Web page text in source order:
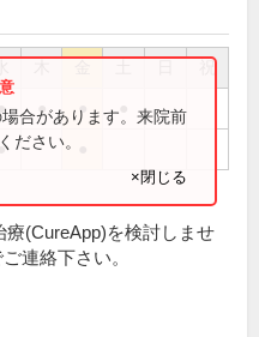
祝
● ●
合があります。来院前
ださい。
×閉じる
(CureApp)を検討しませ
連絡下さい。